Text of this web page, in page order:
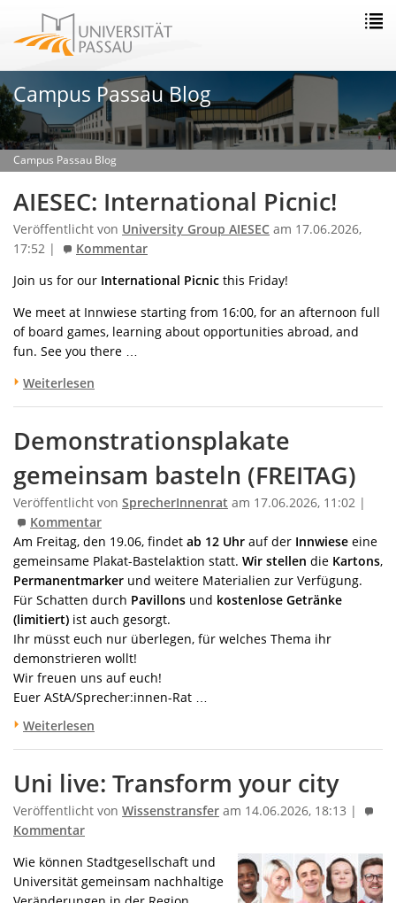
Campus Passau Blog
Campus Passau Blog
AIESEC: International Picnic!
Veröffentlicht von University Group AIESEC am 17.06.2026,
17:52 |
Kommentar
Join us for our International Picnic this Friday!
We meet at Innwiese starting from 16:00, for an afternoon full
of board games, learning about opportunities abroad, and
fun. See you there …
Weiterlesen
Demonstrationsplakate
gemeinsam basteln (FREITAG)
Veröffentlicht von SprecherInnenrat am 17.06.2026, 11:02 |
Kommentar
Am Freitag, den 19.06, findet ab 12 Uhr auf der Innwiese eine
gemeinsame Plakat-Bastelaktion statt. Wir stellen die Kartons,
Permanentmarker und weitere Materialien zur Verfügung.
Für Schatten durch Pavillons und kostenlose Getränke
(limitiert) ist auch gesorgt.
Ihr müsst euch nur überlegen, für welches Thema ihr
demonstrieren wollt!
Wir freuen uns auf euch!
Euer AStA/Sprecher:innen-Rat …
Weiterlesen
Uni live: Transform your city
Veröffentlicht von Wissenstransfer am 14.06.2026, 18:13 |
Kommentar
Wie können Stadtgesellschaft und
Universität gemeinsam nachhaltige